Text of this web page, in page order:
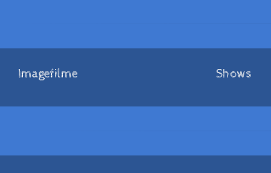
Imagefilme Shows